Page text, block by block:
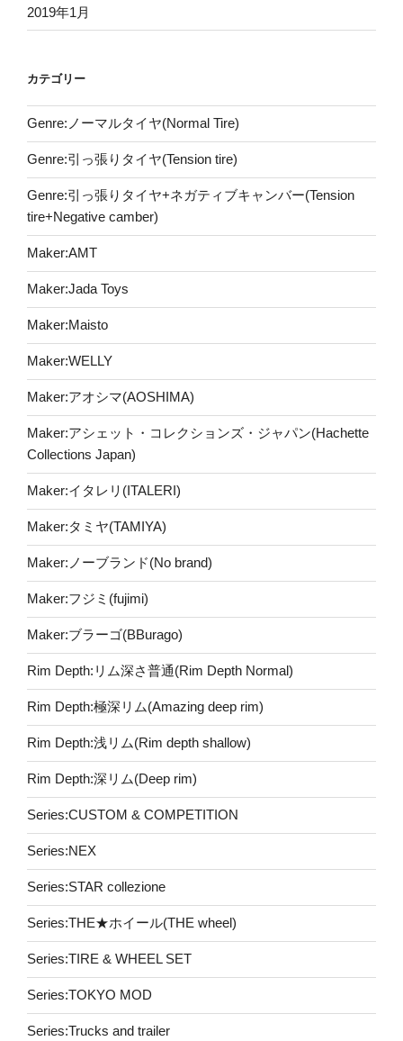
2019年1月
カテゴリー
Genre:ノーマルタイヤ(Normal Tire)
Genre:引っ張りタイヤ(Tension tire)
Genre:引っ張りタイヤ+ネガティブキャンバー(Tension
tire+Negative camber)
Maker:AMT
Maker:Jada Toys
Maker:Maisto
Maker:WELLY
Maker:アオシマ(AOSHIMA)
Maker:アシェット・コレクションズ・ジャパン(Hachette
Collections Japan)
Maker:イタレリ(ITALERI)
Maker:タミヤ(TAMIYA)
Maker:ノーブランド(No brand)
Maker:フジミ(fujimi)
Maker:ブラーゴ(BBurago)
Rim Depth:リム深さ普通(Rim Depth Normal)
Rim Depth:極深リム(Amazing deep rim)
Rim Depth:浅リム(Rim depth shallow)
Rim Depth:深リム(Deep rim)
Series:CUSTOM & COMPETITION
Series:NEX
Series:STAR collezione
Series:THE★ホイール(THE wheel)
Series:TIRE & WHEEL SET
Series:TOKYO MOD
Series:Trucks and trailer